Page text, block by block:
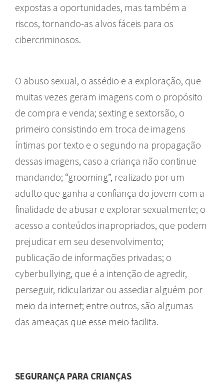
expostas a oportunidades, mas também a
riscos, tornando-as alvos fáceis para os
cibercriminosos.
O abuso sexual, o assédio e a exploração, que
muitas vezes geram imagens com o propósito
de compra e venda; sexting e sextorsão, o
primeiro consistindo em troca de imagens
íntimas por texto e o segundo na propagação
dessas imagens, caso a criança não continue
mandando; “grooming”, realizado por um
adulto que ganha a confiança do jovem com a
finalidade de abusar e explorar sexualmente; o
acesso a conteúdos inapropriados, que podem
prejudicar em seu desenvolvimento;
publicação de informações privadas; o
cyberbullying, que é a intenção de agredir,
perseguir, ridicularizar ou assediar alguém por
meio da internet; entre outros, são algumas
das ameaças que esse meio facilita.
SEGURANÇA PARA CRIANÇAS